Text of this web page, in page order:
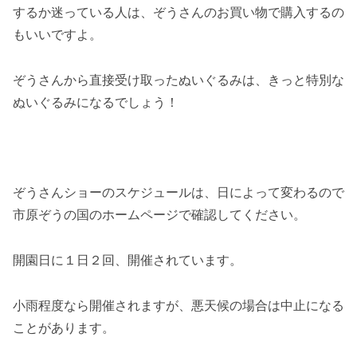
するか迷っている人は、ぞうさんのお買い物で購入するの
もいいですよ。
ぞうさんから直接受け取ったぬいぐるみは、きっと特別な
ぬいぐるみになるでしょう！
ぞうさんショーのスケジュールは、日によって変わるので
市原ぞうの国のホームページで確認してください。
開園日に１日２回、開催されています。
小雨程度なら開催されますが、悪天候の場合は中止になる
ことがあります。